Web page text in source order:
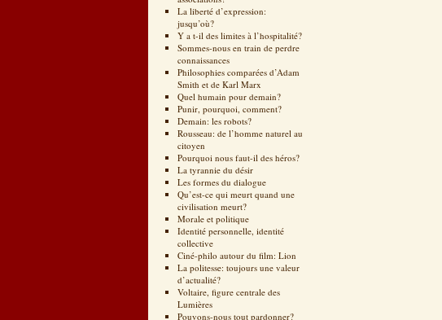
La liberté d’expression:
jusqu’où?
Y a t-il des limites à l’hospitalité?
Sommes-nous en train de perdre
connaissances
Philosophies comparées d’Adam
Smith et de Karl Marx
Quel humain pour demain?
Punir, pourquoi, comment?
Demain: les robots?
Rousseau: de l’homme naturel au
citoyen
Pourquoi nous faut-il des héros?
La tyrannie du désir
Les formes du dialogue
Qu’est-ce qui meurt quand une
civilisation meurt?
Morale et politique
Identité personnelle, identité
collective
Ciné-philo autour du film: Lion
La politesse: toujours une valeur
d’actualité?
Voltaire, figure centrale des
Lumières
Pouvons-nous tout pardonner?